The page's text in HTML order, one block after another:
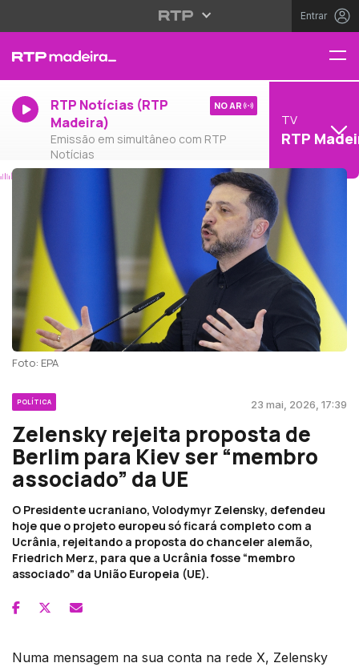
Entrar
RTP Notícias (RTP
Madeira)
Emissão em simultâneo com RTP
Notícias
NO AR
TV
RTP
Foto: EPA
POLÍTICA 23 mai, 2026, 17:39
Zelensky rejeita proposta de
Berlim para Kiev ser “membro
associado” da UE
O Presidente ucraniano, Volodymyr Zelensky, defendeu
hoje que o projeto europeu só ficará completo com a
Ucrânia, rejeitando a proposta do chanceler alemão,
Friedrich Merz, para que a Ucrânia fosse “membro
associado” da União Europeia (UE).
Numa mensagem na sua conta na rede X, Zelensky